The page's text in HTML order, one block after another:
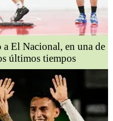
El Nacional, en una de
últimos tiempos